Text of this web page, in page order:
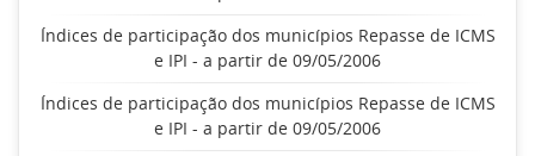
Índices de participação dos municípios Repasse de ICMS
e IPI - a partir de 09/05/2006
Índices de participação dos municípios Repasse de ICMS
e IPI - a partir de 09/05/2006